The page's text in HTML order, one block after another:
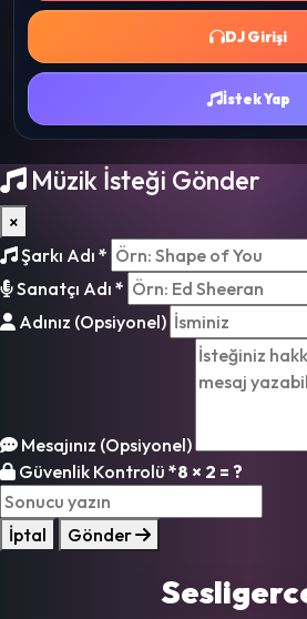
DJ Girişi
İstek Yap
Müzik İsteği Gönder
×
Şarkı Adı *
Sanatçı Adı *
Adınız (Opsiyonel)
Mesajınız (Opsiyonel)
Güvenlik Kontrolü *8 × 2 = ?
İptal Gönder